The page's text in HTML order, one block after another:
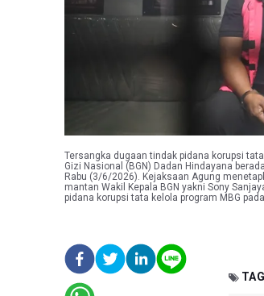
Tersangka dugaan tindak pidana korupsi
Gizi Nasional (BGN) Dadan Hindayana
Rabu (3/6/2026). Kejaksaan Agung
mantan Wakil Kepala BGN yakni Sony
pidana korupsi tata kelola program MBG